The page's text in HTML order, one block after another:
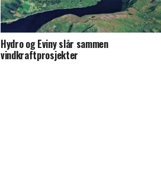
Hydro og Eviny slår sammen
vindkraftprosjekter